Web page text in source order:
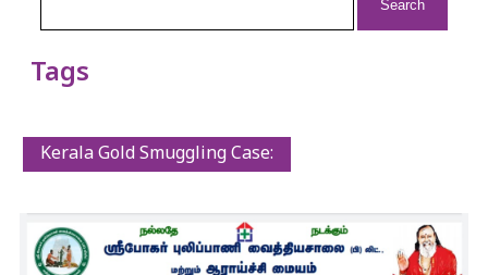
Tags
Kerala Gold Smuggling Case: